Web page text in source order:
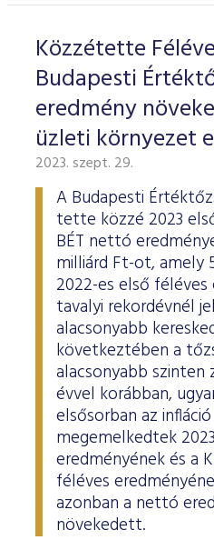
Közzétette
Budapesti
eredmény
üzleti környezet
2023. szept. 29.
A Budapesti
tette közzé 2023
BÉT nettó
milliárd Ft-ot, amely
2022-es első
tavalyi rekordévnél
alacsonyabb
következtében a
alacsonyabb
évvel korábban,
elsősorban az
megemelkedtek
eredményének és a
féléves
azonban a nettó
növekedett.